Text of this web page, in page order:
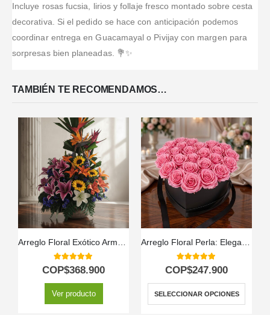
Incluye rosas fucsia, lirios y follaje fresco montado sobre cesta
decorativa. Si el pedido se hace con anticipación podemos
coordinar entrega en Guacamayal o Pivijay con margen para
sorpresas bien planeadas. 💐✨
TAMBIÉN TE RECOMENDAMOS…
5.00out of 5
COP$368.900
Ver producto
5.00out of 5
COP$247.900
SELECCIONAR OPCIONES